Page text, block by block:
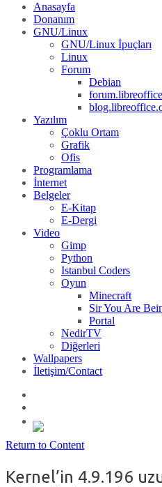
Anasayfa
Donanım
GNU/Linux
GNU/Linux İpuçları
Linux
Forum
Debian
Yazılım
Çoklu Ortam
Grafik
Ofis
Programlama
İnternet
Belgeler
E-Kitap
E-Dergi
Video
Gimp
Python
Istanbul Coders
Oyun
Minecraft
Sir You Are
Portal
NedirTV
Diğerleri
Wallpapers
İletişim/Contact
Return to Content
Kernel’in 4.9.196